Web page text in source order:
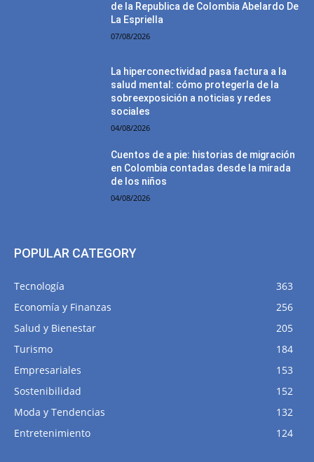
de la Republica de Colombia Abelardo De
La Espriella
07/08/2026
La hiperconectividad pasa factura a la
salud mental: cómo protegerla de la
sobreexposición a noticias y redes
sociales
04/08/2026
Cuentos de a pie: historias de migración
en Colombia contadas desde la mirada
de los niños
04/08/2026
POPULAR CATEGORY
Tecnología
363
Economía y Finanzas
256
Salud y Bienestar
205
Turismo
184
Empresariales
153
Sostenibilidad
152
Moda y Tendencias
132
Entretenimiento
124